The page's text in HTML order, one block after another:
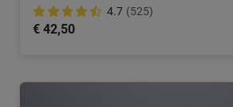
4.7 (525)
€ 42,50